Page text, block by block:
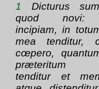
1 Dicturus
quod novi:
incipiam, in
mea tenditur,
cœpero,
præteritum
tenditur et